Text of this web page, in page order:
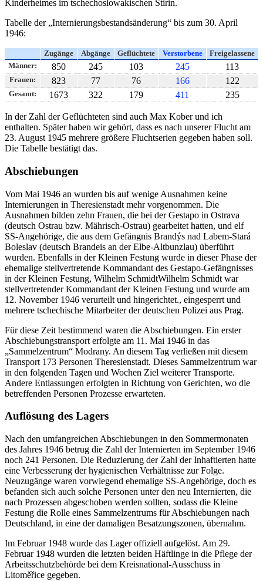
Kinderheimes im tschechoslowakischen Stirin.
Tabelle der Internierungsbestandsänderung
bis zum 30. April
1946:
Zugänge Abgänge Geflüchtete Verstorbene
Freigelassene
Männer:
850 245 103 245 113
Frauen: 823 77 76 166 122
Gesamt: 1673 322 179 411 235
In der Zahl der Geflüchteten sind auch Max Kober und ich
enthalten. Später haben wir gehört, dass es nach unserer Flucht am
23. August 1945 mehrere größere Fluchtserien gegeben haben soll.
Die Tabelle bestätigt das.
Abschiebungen
Vom Mai 1946 an wurden bis auf wenige Ausnahmen keine
Internierungen in Theresienstadt mehr vorgenommen. Die
Ausnahmen bilden zehn Frauen, die bei der Gestapo in Ostrava
(deutsch Ostrau bzw. Mährisch-Ostrau) gearbeitet hatten, und elf
SS-Angehörige, die aus dem Gefängnis Brandýs nad Labem-Stará
Boleslav (deutsch Brandeis an der Elbe-Altbunzlau) überführt
wurden. Ebenfalls in der Kleinen Festung wurde in dieser Phase der
ehemalige stellvertretende Kommandant des Gestapo-Gefängnisses
in der Kleinen Festung, Wilhelm SchmidtWilhelm Schmidt war
stellvertretender Kommandant der Kleinen Festung und wurde am
12. November 1946 verurteilt und hingerichtet., eingesperrt und
mehrere tschechische Mitarbeiter der deutschen Polizei aus Prag.
Für diese Zeit bestimmend waren die Abschiebungen. Ein erster
Abschiebungstransport erfolgte am 11. Mai 1946 in das
Sammelzentrum
Modrany. An diesem Tag verließen mit diesem
Transport 173 Personen Theresienstadt. Dieses Sammelzentrum war
in den folgenden Tagen und Wochen Ziel weiterer Transporte.
Andere Entlassungen erfolgten in Richtung von Gerichten, wo die
betreffenden Personen Prozesse erwarteten.
Auflösung des Lagers
Nach den umfangreichen Abschiebungen in den Sommermonaten
des Jahres 1946 betrug die Zahl der Internierten im September 1946
noch 241 Personen. Die Reduzierung der Zahl der Inhaftierten hatte
eine Verbesserung der hygienischen Verhältnisse zur Folge.
Neuzugänge waren vorwiegend ehemalige SS-Angehörige, doch es
befanden sich auch solche Personen unter den neu Internierten, die
nach Prozessen abgeschoben werden sollten, sodass die Kleine
Festung die Rolle eines Sammelzentrums für Abschiebungen nach
Deutschland, in eine der damaligen Besatzungszonen, übernahm.
Im Februar 1948 wurde das Lager offiziell aufgelöst. Am 29.
Februar 1948 wurden die letzten beiden Häftlinge in die Pflege der
Arbeitsschutzbehörde bei dem Kreisnational-Ausschuss in
Litoměřice gegeben.